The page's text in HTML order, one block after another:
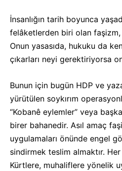
İnsanlığın tarih boyunca
felâketlerden biri olan
Onun yasasıda, hukuku da
çıkarları neyi gerektiriyorsa
Bunun için bugün HDP ve
yürütülen soykırım
“Kobanê eylemler” veya
birer bahanedir. Asıl amaç
uygulamaları önünde engel
sindirmek teslim almaktır.
Kürtlere, muhaliflere yönelik